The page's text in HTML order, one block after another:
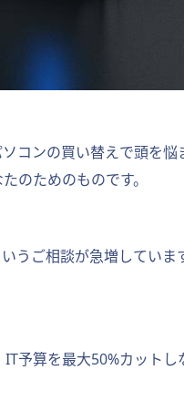
コンの買い替えで頭を
のためのものです。
ご相談が急増してい
予算を最大50%カット